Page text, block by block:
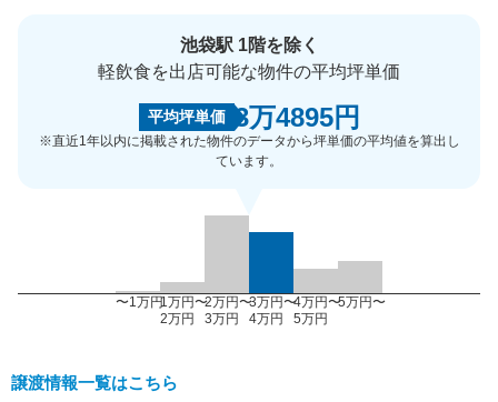
池袋駅 1階を除く
軽飲食を出店可能な物件の平均坪単価
平均坪単価 3万4895円
※直近1年以内に掲載された物件のデータから坪単価の平均値を算出し
ています。
〜1万円1万円〜
2万円
2万円〜
3万円
3万円〜
4万円
4万円〜
5万円
5万円〜
譲渡情報一覧はこちら